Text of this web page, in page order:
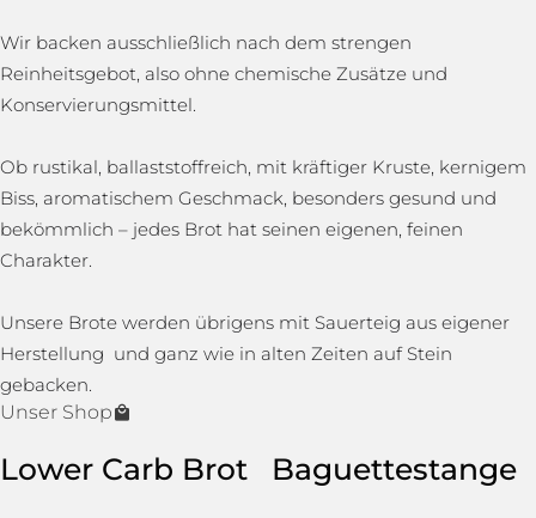
Wir backen ausschließlich nach dem strengen
Reinheitsgebot, also ohne chemische Zusätze und
Konservierungsmittel.
Ob rustikal, ballaststoffreich, mit kräftiger Kruste, kernigem
Biss, aromatischem Geschmack, besonders gesund und
bekömmlich – jedes Brot hat seinen eigenen, feinen
Charakter.
Unsere Brote werden übrigens mit Sauerteig aus eigener
Herstellung und ganz wie in alten Zeiten auf Stein
gebacken.
Unser Shop
Lower Carb Brot
Baguettestange